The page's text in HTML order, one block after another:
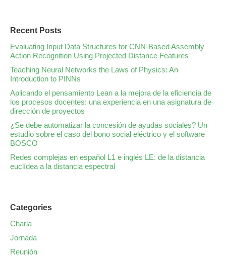
Recent Posts
Evaluating Input Data Structures for CNN-Based Assembly
Action Recognition Using Projected Distance Features
Teaching Neural Networks the Laws of Physics: An
Introduction to PINNs
Aplicando el pensamiento Lean a la mejora de la eficiencia de
los procesos docentes: una experiencia en una asignatura de
dirección de proyectos
¿Se debe automatizar la concesión de ayudas sociales? Un
estudio sobre el caso del bono social eléctrico y el software
BOSCO
Redes complejas en español L1 e inglés LE: de la distancia
euclídea a la distancia espectral
Categories
Charla
Jornada
Reunión